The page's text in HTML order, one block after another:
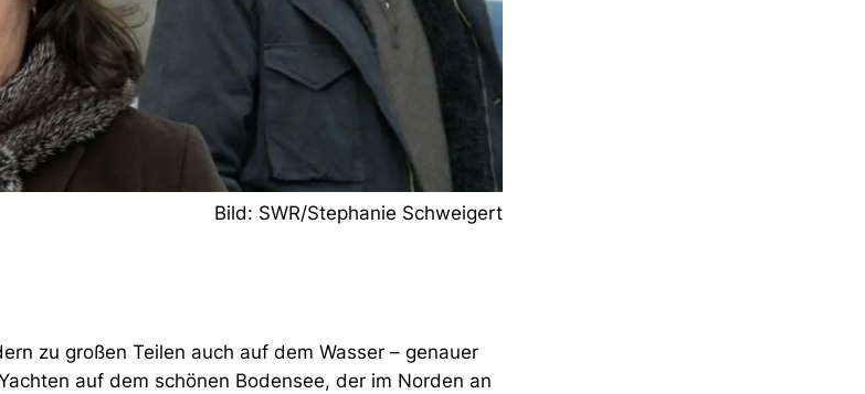
Bild: SWR/Stephanie Schweigert
zu großen Teilen auch auf dem Wasser – genauer
auf dem schönen Bodensee, der im Norden an